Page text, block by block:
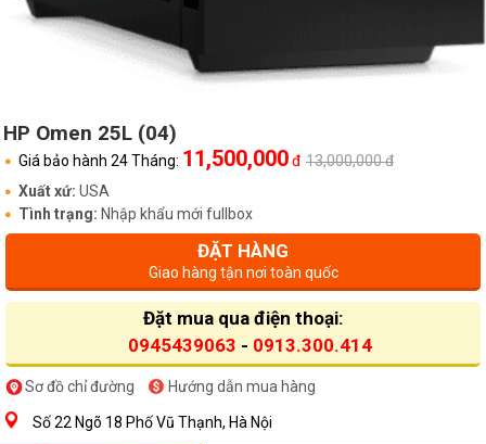
HP Omen 25L (04)
Giá bảo hành 24 Tháng: 11,500,000đ 13,000,000 đ
Xuất xứ: USA
Tình trạng: Nhập khẩu mới fullbox
ĐẶT HÀNG
Giao hàng tận nơi toàn quốc
Đặt mua qua điện thoại:
0945439063 - 0913.300.414
Sơ đồ chỉ đường Hướng dẫn mua hàng
Số 22 Ngõ 18 Phố Vũ Thạnh, Hà Nội